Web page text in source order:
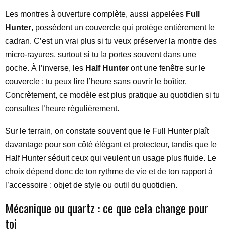
Les montres à ouverture complète, aussi appelées Full
Hunter, possèdent un couvercle qui protège entièrement le
cadran. C’est un vrai plus si tu veux préserver la montre des
micro-rayures, surtout si tu la portes souvent dans une
poche. À l’inverse, les Half Hunter ont une fenêtre sur le
couvercle : tu peux lire l’heure sans ouvrir le boîtier.
Concrètement, ce modèle est plus pratique au quotidien si tu
consultes l’heure régulièrement.
Sur le terrain, on constate souvent que le Full Hunter plaît
davantage pour son côté élégant et protecteur, tandis que le
Half Hunter séduit ceux qui veulent un usage plus fluide. Le
choix dépend donc de ton rythme de vie et de ton rapport à
l’accessoire : objet de style ou outil du quotidien.
Mécanique ou quartz : ce que cela change pour
toi